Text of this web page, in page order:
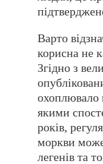
Варто
корисна не
Згідно з
охоплювало
якими
років,
моркви
легенів та